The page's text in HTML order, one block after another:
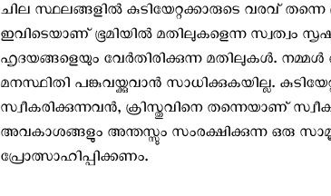
ചില സ്ഥലങ്ങളിൽ കുടിയേറ്റക്കാരുടെ വരവ്
ഇവിടെയാണ് ഭൂമിയിൽ മതിലുകളെന്ന സ്വത്വം
ഹൃദയങ്ങളെയും വേർതിരിക്കുന്ന മതിലുകൾ.
മനസ്ഥിതി പങ്കുവയ്ക്കുവാൻ സാധിക്കുകയില്ല.
സ്വീകരിക്കുന്നവൻ, ക്രിസ്തുവിനെ തന്നെയാണ്
അവകാശങ്ങളും അന്തസ്സും സംരക്ഷിക്കുന്ന ഒരു
പ്രോത്സാഹിപ്പിക്കണം.